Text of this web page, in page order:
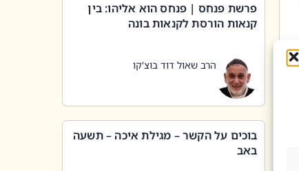
פרשת פנחס | פנחס הוא אליהו: בין
קנאות הורסת לקנאות בונה
הרב שאול דוד בוצ'קו
בוכים על הקשר – מגילת איכה – תשעה
באב